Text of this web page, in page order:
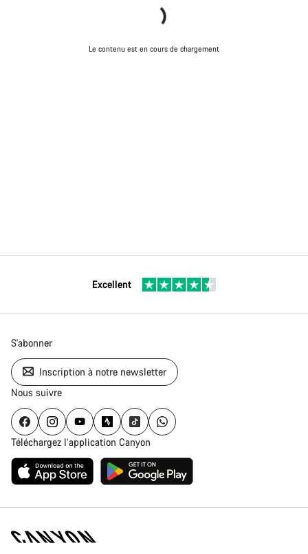
Le contenu est en cours de chargement
Excellent
S'abonner
Inscription à notre newsletter
Nous suivre
Téléchargez l’application Canyon